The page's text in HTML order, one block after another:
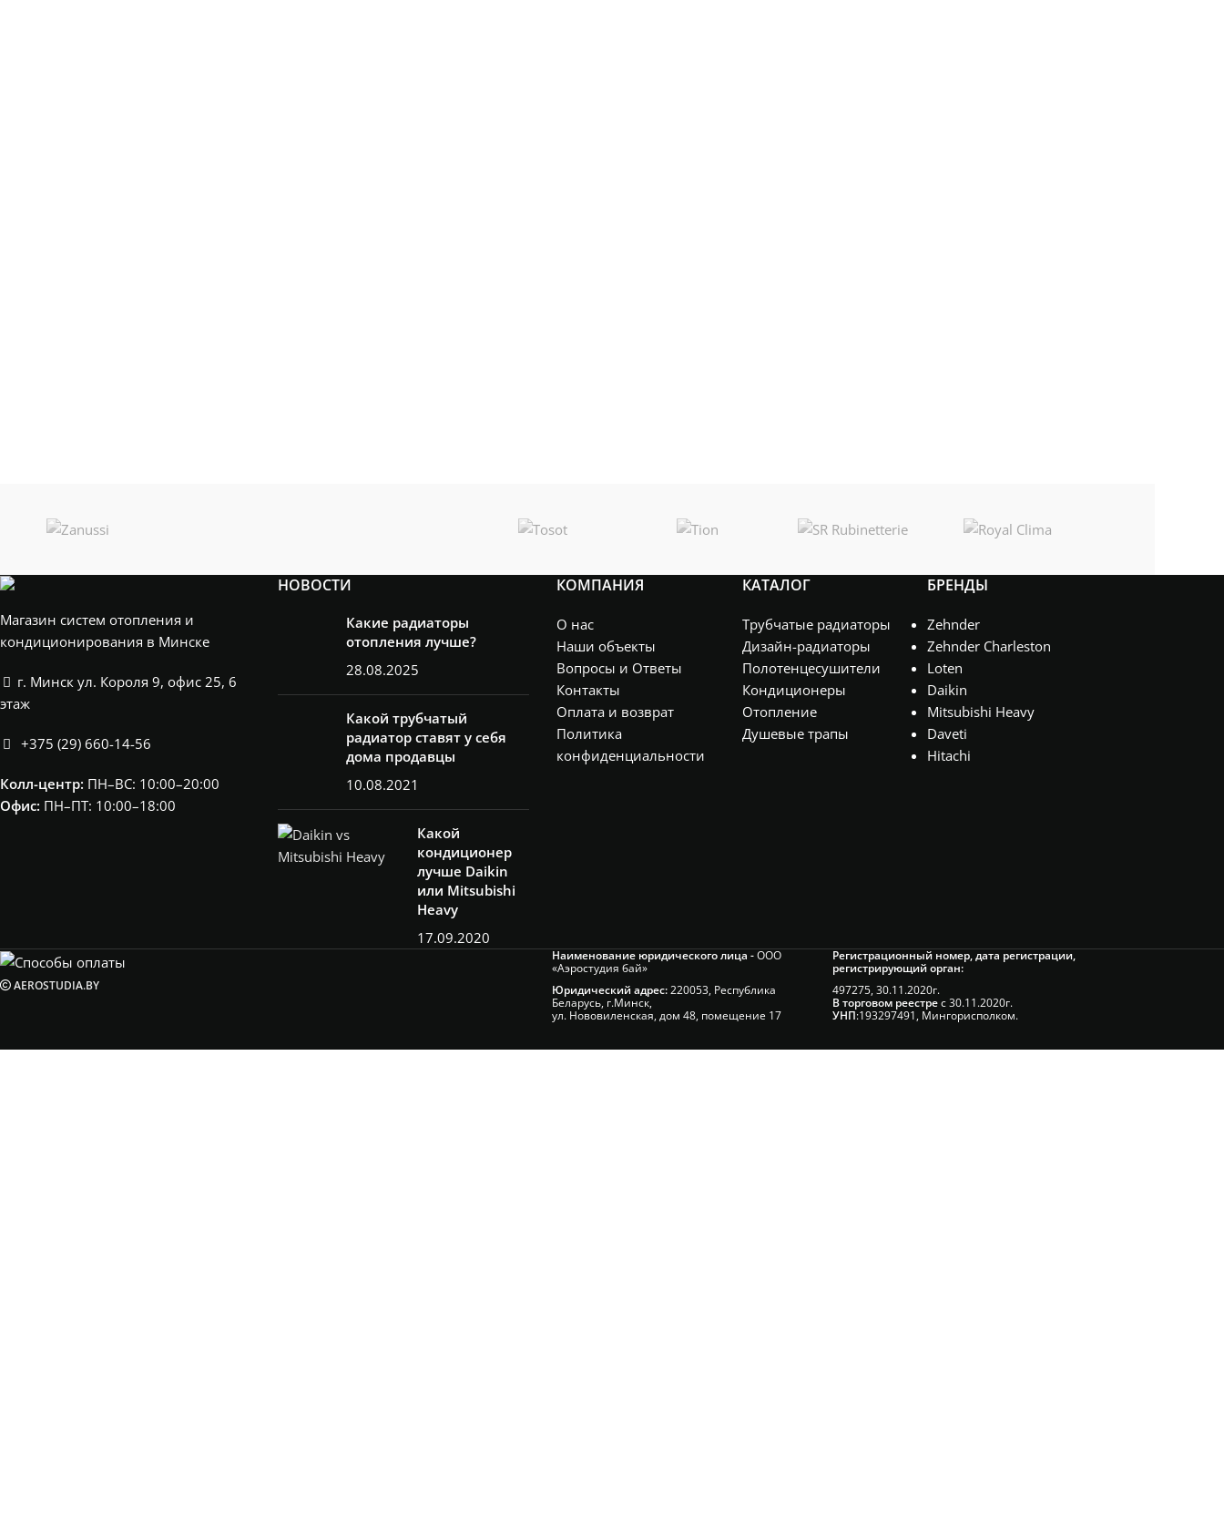
Магазин систем отопления и
кондиционирования в Минске
г. Минск ул. Короля 9, офис 25, 6
этаж
+375 (29) 660-14-56
Колл-центр: ПН–ВС: 10:00–20:00​
Офис: ПН–ПТ: 10:00–18:00
НОВОСТИ
Какие радиаторы
отопления лучше?
28.08.2025
Какой трубчатый
радиатор ставят у себя
дома продавцы
10.08.2021
Какой
кондиционер
лучше Daikin
или Mitsubishi
Heavy
17.09.2020
КОМПАНИЯ
О нас
Наши объекты
Вопросы и Ответы
Контакты
Оплата и возврат
Политика
конфиденциальности
КАТАЛОГ
Трубчатые радиаторы
Дизайн-радиаторы
Полотенцесушители
Кондиционеры
Отопление
Душевые трапы
БРЕНДЫ
Zehnder
Zehnder Charleston
Loten
Daikin
Mitsubishi Heavy
Daveti
Hitachi
AEROSTUDIA.BY
Наименование юридического лица -ООО
«Аэростудия бай»
Юридический адрес:220053, Республика
Беларусь, г.Минск,
ул. Нововиленская, дом 48, помещение 17
Регистрационный номер, дата регистрации,
регистрирующий орган:
497275, 30.11.2020г.
В торговом реестрес 30.11.2020г.
УНП:193297491, Мингорисполком.